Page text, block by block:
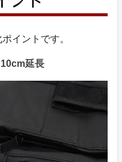
イントです。
延長